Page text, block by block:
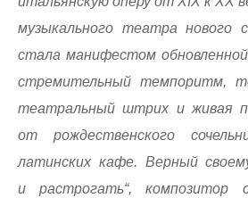
музыкального театра нового
стала манифестом
стремительный темпоритм,
театральный штрих и живая
от рождественского
латинских кафе. Верный
и растрогать“, композитор